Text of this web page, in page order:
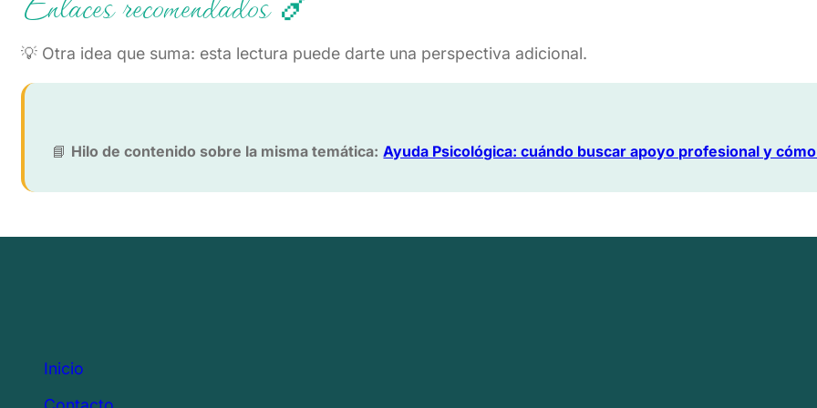
💡 Otra idea que suma: esta lectura puede darte una perspectiva adicional.
📘 Hilo de contenido sobre la misma temática: Ayuda Psicológica: cuándo buscar apoyo profesional y
Inicio